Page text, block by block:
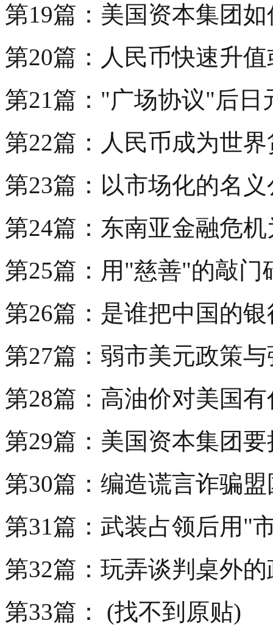
第19篇：美国资本集团
第20篇：人民币快速升
第21篇："广场协议"后日
第22篇：人民币成为世
第23篇：以市场化的名
第24篇：东南亚金融危
第25篇：用"慈善"的敲门
第26篇：是谁把中国的
第27篇：弱市美元政策
第28篇：高油价对美国有
第29篇：美国资本集团
第30篇：编造谎言诈骗
第31篇：武装占领后用"
第32篇：玩弄谈判桌外
第33篇： (找不到原贴)